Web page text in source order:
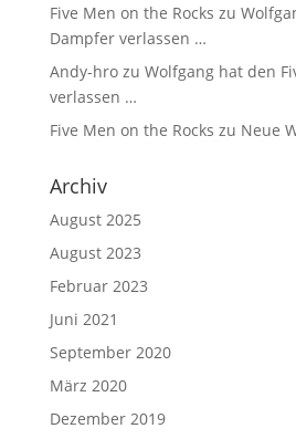
Five Men on the Rocks zu
Dampfer verlassen …
Andy-hrozu Wolfgang hat den
verlassen …
Five Men on the Rocks zu Neue
Archiv
August 2025
August 2023
Februar 2023
Juni 2021
September 2020
März 2020
Dezember 2019